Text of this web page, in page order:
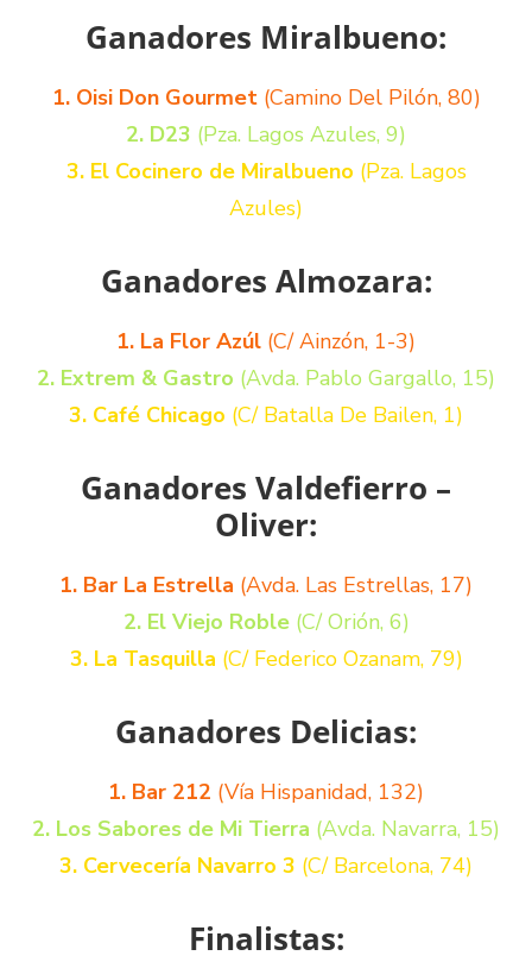
Ganadores Miralbueno:
1. Oisi Don Gourmet(Camino Del Pilón, 80)
2. D23 (Pza. Lagos Azules, 9)
3. El Cocinero de Miralbueno (Pza. Lagos
Azules)
Ganadores Almozara:
1. La Flor Azúl (C/ Ainzón, 1-3)
2. Extrem & Gastro (Avda. Pablo Gargallo, 15)
3. Café Chicago (C/ Batalla De Bailen, 1)
Ganadores Valdefierro –
Oliver:
1. Bar La Estrella (Avda. Las Estrellas, 17)
2. El Viejo Roble(C/ Orión, 6)
3. La Tasquilla (C/ Federico Ozanam, 79)
Ganadores Delicias:
1. Bar 212 (Vía Hispanidad, 132)
2. Los Sabores de Mi Tierra (Avda. Navarra, 15)
3. Cervecería Navarro 3 (C/ Barcelona, 74)
Finalistas: